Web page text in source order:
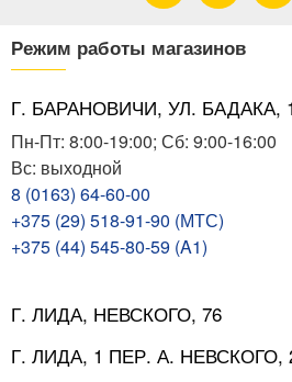
Режим работы магазинов
Г. БАРАНОВИЧИ, УЛ. БАДАКА,
Пн-Пт: 8:00-19:00; Сб: 9:00-16:00
Вс: выходной
8 (0163) 64-60-00
+375 (29) 518-91-90 (МТС)
+375 (44) 545-80-59 (A1)
Г. ЛИДА, НЕВСКОГО, 76
Г. ЛИДА, 1 ПЕР. А. НЕВСКОГО,